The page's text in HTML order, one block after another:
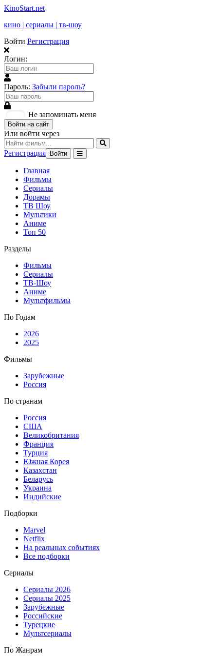
KinoStart.net
кино | сериалы | тв-шоу
Войти Регистрация
Логин:
Пароль: Забыли пароль?
Не запоминать меня
Войти на сайт
Или войти через
Регистрация Войти
Главная
Фильмы
Сериалы
Дорамы
ТВ Шоу
Мультики
Аниме
Топ 50
Разделы
Фильмы
Сериалы
ТВ-Шоу
Аниме
Мультфильмы
По Годам
2026
2025
Фильмы
Зарубежные
Россия
По странам
Россия
США
Великобритания
Франция
Турция
Южная Корея
Казахстан
Беларусь
Украина
Индийские
Подборки
Marvel
Netflix
На реальных событиях
Все подборки
Сериалы
Сериалы 2026
Сериалы 2025
Зарубежные
Российские
Турецкие
Мультсериалы
По Жанрам